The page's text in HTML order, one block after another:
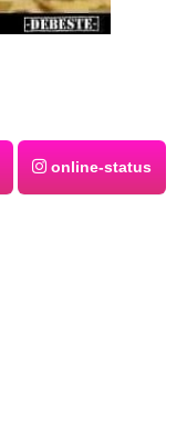
online-status